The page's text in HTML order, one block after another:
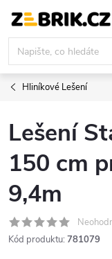
obsah
Hliníkové Lešení
Lešení
150 cm
9,4m
Kód produktu: 781079